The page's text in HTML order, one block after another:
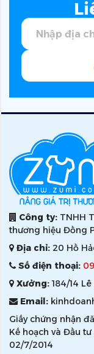
Công ty: TNHH
thương hiệu Đồng
Địa chỉ: 20 Hồ
Số điện thoại:
Xưởng:184/14
Email:
Giấy chứng nhận
Kế hoạch và Đầu
02/7/2014